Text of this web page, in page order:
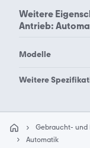
Weitere
Antrieb:
Modelle
Ford Aerostar
Ford C-Max
Weitere
Gebraucht- und
Automatik